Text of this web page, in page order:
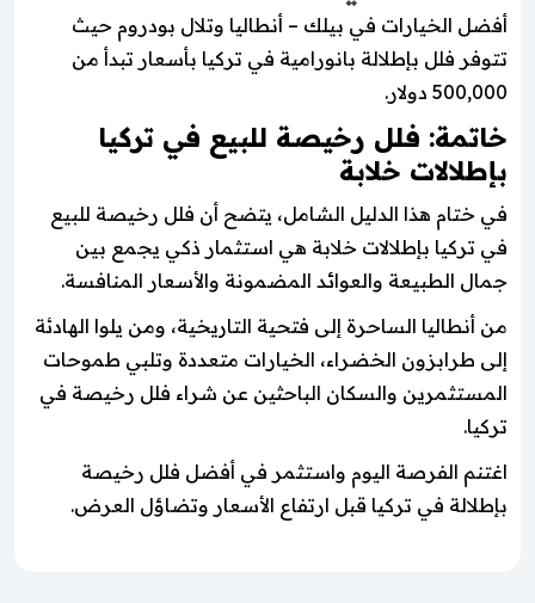
أفضل الخيارات في بيلك – أنطاليا وتلال بودروم حيث
تتوفر فلل بإطلالة بانورامية في تركيا بأسعار تبدأ من
500,000 دولار.
خاتمة: فلل رخيصة للبيع في تركيا
بإطلالات خلابة
في ختام هذا الدليل الشامل، يتضح أن فلل رخيصة للبيع
في تركيا بإطلالات خلابة هي استثمار ذكي يجمع بين
جمال الطبيعة والعوائد المضمونة والأسعار المنافسة.
من أنطاليا الساحرة إلى فتحية التاريخية، ومن يلوا الهادئة
إلى طرابزون الخضراء، الخيارات متعددة وتلبي طموحات
المستثمرين والسكان الباحثين عن شراء فلل رخيصة في
تركيا.
اغتنم الفرصة اليوم واستثمر في أفضل فلل رخيصة
بإطلالة في تركيا قبل ارتفاع الأسعار وتضاؤل العرض.